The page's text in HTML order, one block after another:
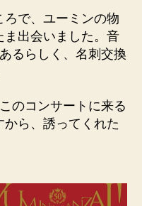
ろで、ユーミンの物
出会いました。音
るらしく、名刺交換
のコンサートに来る
ら、誘ってくれた